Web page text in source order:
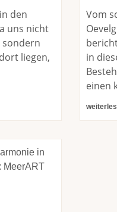
den
uns nicht
sondern
liegen,
Vom
in
einen